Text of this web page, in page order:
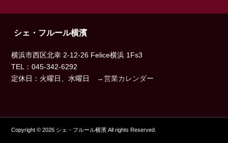
シェ・フルール横濱
横浜市西区北幸 2-12-26 Felice横浜 1Fs3
TEL：045-342-6292
定休日：火曜日、水曜日 →営業カレンダー
Copyright © 2026 シェ・フルール横濱 All rights Reserved.